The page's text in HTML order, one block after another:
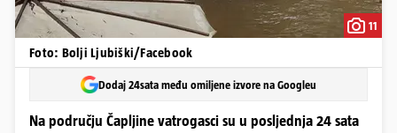
11
Foto: Bolji Ljubiški/Facebook
Dodaj 24sata među omiljene izvore na Googleu
Na području Čapljine vatrogasci su u posljednja 24 sata